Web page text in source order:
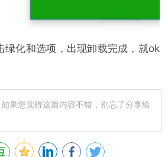
绿化和选项，出现卸载完成，就ok
果您觉得这篇内容不错，别忘了分享给